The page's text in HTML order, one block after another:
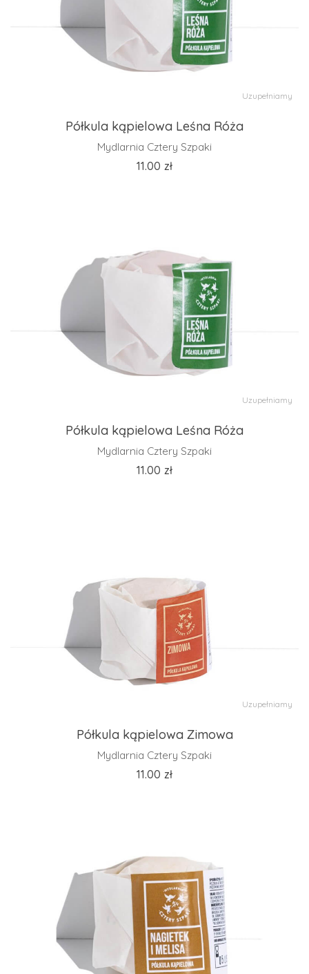
Uzupełniamy
Półkula kąpielowa Leśna Róża
Mydlarnia Cztery Szpaki
11.00 zł
Uzupełniamy
Półkula kąpielowa Leśna Róża
Mydlarnia Cztery Szpaki
11.00 zł
Uzupełniamy
Półkula kąpielowa Zimowa
Mydlarnia Cztery Szpaki
11.00 zł